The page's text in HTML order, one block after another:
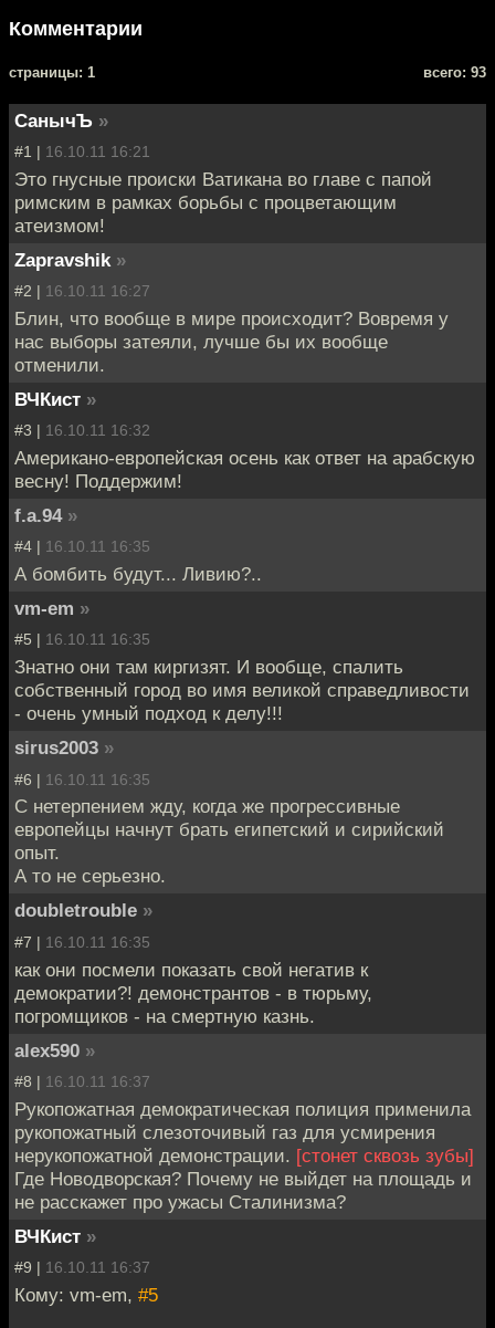
Комментарии
cтраницы: 1 всего: 93
СанычЪ »
#1 | 16.10.11 16:21
Это гнусные происки Ватикана во главе с папой
римским в рамках борьбы с процветающим
атеизмом!
Zapravshik »
#2 | 16.10.11 16:27
Блин, что вообще в мире происходит? Вовремя у
нас выборы затеяли, лучше бы их вообще
отменили.
ВЧКист »
#3 | 16.10.11 16:32
Американо-европейская осень как ответ на арабскую
весну! Поддержим!
f.a.94 »
#4 | 16.10.11 16:35
А бомбить будут... Ливию?..
vm-em »
#5 | 16.10.11 16:35
Знатно они там киргизят. И вообще, спалить
собственный город во имя великой справедливости
- очень умный подход к делу!!!
sirus2003 »
#6 | 16.10.11 16:35
С нетерпением жду, когда же прогрессивные
европейцы начнут брать египетский и сирийский
опыт.
А то не серьезно.
doubletrouble »
#7 | 16.10.11 16:35
как они посмели показать свой негатив к
демократии?! демонстрантов - в тюрьму,
погромщиков - на смертную казнь.
alex590 »
#8 | 16.10.11 16:37
Рукопожатная демократическая полиция применила
рукопожатный слезоточивый газ для усмирения
нерукопожатной демонстрации. [стонет сквозь зубы]
Где Новодворская? Почему не выйдет на площадь и
не расскажет про ужасы Сталинизма?
ВЧКист »
#9 | 16.10.11 16:37
Кому: vm-em, #5